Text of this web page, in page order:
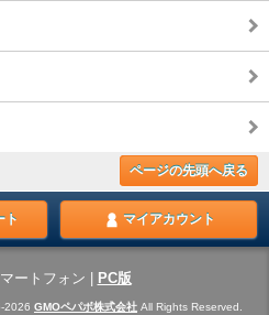
ページの先頭へ戻る
ト マイアカウント
ートフォン PC版
2026 GMOペパボ株式会社 All Rights Reserved.